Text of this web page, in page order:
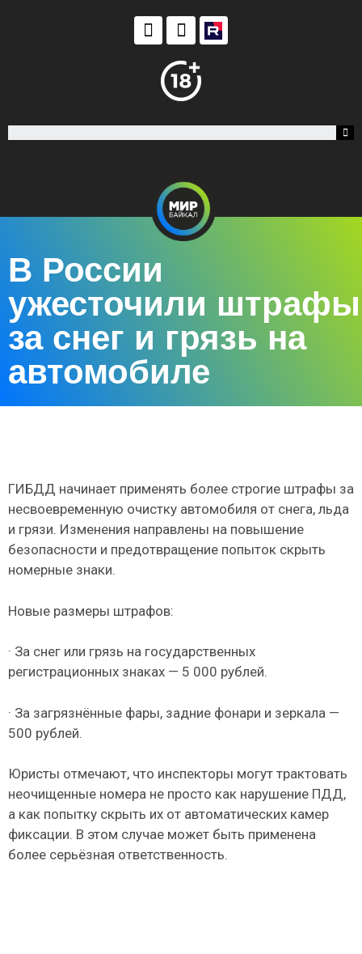
В России
ужесточили штрафы
за снег и грязь на
автомобиле
ГИБДД начинает применять более строгие штрафы за
несвоевременную очистку автомобиля от снега, льда
и грязи. Изменения направлены на повышение
безопасности и предотвращение попыток скрыть
номерные знаки.
Новые размеры штрафов:
· За снег или грязь на государственных
регистрационных знаках — 5 000 рублей.
· За загрязнённые фары, задние фонари и зеркала —
500 рублей.
Юристы отмечают, что инспекторы могут трактовать
неочищенные номера не просто как нарушение ПДД,
а как попытку скрыть их от автоматических камер
фиксации. В этом случае может быть применена
более серьёзная ответственность.